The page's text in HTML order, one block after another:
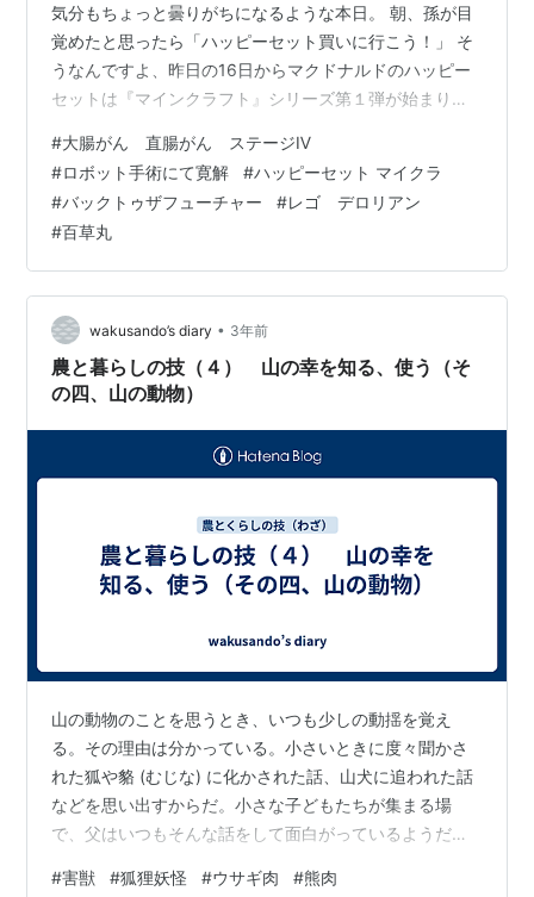
気分もちょっと曇りがちになるような本日。 朝、孫が目
覚めたと思ったら「ハッピーセット買いに行こう！」 そ
うなんですよ、昨日の16日からマクドナルドのハッピー
セットは『マインクラフト』シリーズ第１弾が始まりま
www.mcdonalds.co.jp 箱を開いたときは、もしかしてこ
れって期待してた“クリーパー”？ かと思いきや“草ブロッ
クとラマ”でした。 マイクラ＠ハッピーセット このシリ
ーズ、クリーパーが出るまでマックに通いそうですが(-
_-;)。 第１弾って１週間しかないし、シリーズは第３弾ま
で続くようで…
#大腸がん 直腸がん ステージⅣ
#ロボット手術にて寛解 #ハッピーセット マイクラ
#バックトゥザフューチャー #レゴ デロリアン
#百草丸
wakusando’s diary • 3年前
農と暮らしの技（４） 山の幸を知る、使う（そ
の四、山の動物）
山の動物のことを思うとき、いつも少しの動揺を覚え
る。その理由は分かっている。小さいときに度々聞かさ
れた狐や貉 (むじな) に化かされた話、山犬に追われた話
などを思い出すからだ。小さな子どもたちが集まる場
で、父はいつもそんな話をして面白がっているようだっ
見る機会があった。近所の家でその死骸を見せてもらっ
#害獣 #狐狸妖怪 #ウサギ肉 #熊肉